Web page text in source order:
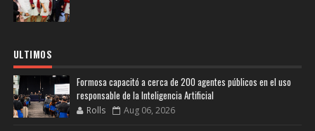
ULTIMOS
Formosa capacitó a cerca de 200 agentes públicos en el uso
responsable de la Inteligencia Artificial
Rolls Aug 06, 2026